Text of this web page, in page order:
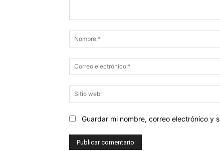
Guardar mi nombre, correo electrónico y